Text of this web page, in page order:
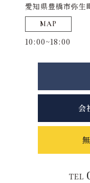
愛知県豊橋市弥生
MAP
10:00~18:00
会
TEL